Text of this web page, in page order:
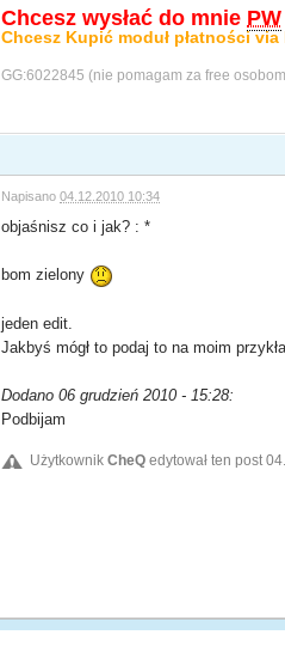
Chcesz wysłać do mnie PW
Chcesz Kupić moduł płatności
GG:6022845 (nie pomagam za free
Napisano04.12.2010 10:34
objaśnisz co i jak? : *
bom zielony
jeden edit.
Jakbyś mógł to podaj to na moim
Dodano 06 grudzień 2010 - 15:28:
Podbijam
UżytkownikCheQ edytował ten post